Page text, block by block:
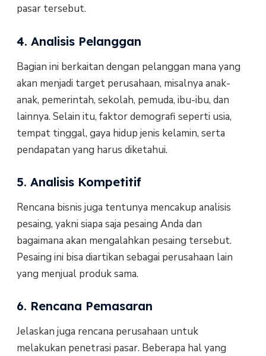
pasar tersebut.
4. Analisis Pelanggan
Bagian ini berkaitan dengan pelanggan mana yang
akan menjadi target perusahaan, misalnya anak-
anak, pemerintah, sekolah, pemuda, ibu-ibu, dan
lainnya. Selain itu, faktor demografi seperti usia,
tempat tinggal, gaya hidup jenis kelamin, serta
pendapatan yang harus diketahui.
5. Analisis Kompetitif
Rencana bisnis juga tentunya mencakup analisis
pesaing, yakni siapa saja pesaing Anda dan
bagaimana akan mengalahkan pesaing tersebut.
Pesaing ini bisa diartikan sebagai perusahaan lain
yang menjual produk sama.
6. Rencana Pemasaran
Jelaskan juga rencana perusahaan untuk
melakukan penetrasi pasar. Beberapa hal yang